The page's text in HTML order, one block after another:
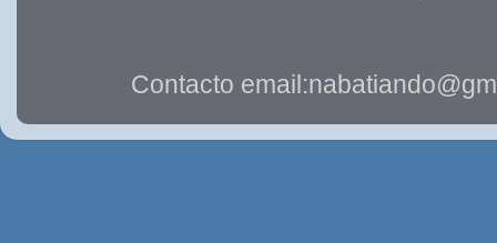
Contacto